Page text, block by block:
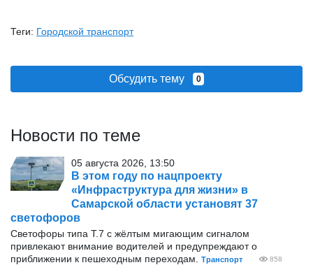
Теги: Городской транспорт
Обсудить тему 0
Новости по теме
05 августа 2026, 13:50
В этом году по нацпроекту
«Инфраструктура для жизни» в
Самарской области установят 37
светофоров
Светофоры типа Т.7 с жёлтым мигающим сигналом
привлекают внимание водителей и предупреждают о
приближении к пешеходным переходам.
Транспорт 858